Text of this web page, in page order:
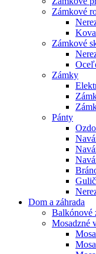
Zámkové
Zámkové
Zámky
Pánty
Dom a záhrada
Balkónové
Mosadzné